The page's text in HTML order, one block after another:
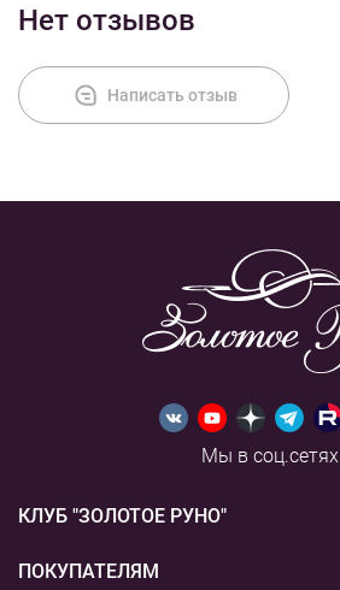
Нет отзывов
Написать отзыв
Мы в соц.сетях
КЛУБ "ЗОЛОТОЕ РУНО"
Новости
ПОКУПАТЕЛЯМ